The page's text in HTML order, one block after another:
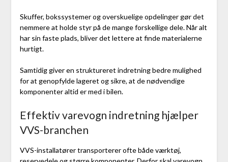
Skuffer, bokssystemer og overskuelige opdelinger gør det
nemmere at holde styr på de mange forskellige dele. Når alt
har sin faste plads, bliver det lettere at finde materialerne
hurtigt.
Samtidig giver en struktureret indretning bedre mulighed
for at genopfylde lageret og sikre, at de nødvendige
komponenter altid er med i bilen.
Effektiv varevogn indretning hjælper
VVS-branchen
VVS-installatører transporterer ofte både værktøj,